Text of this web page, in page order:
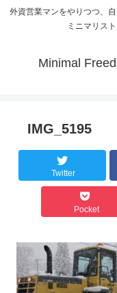
外資営業マンをやりつつ、
ミニマリス
Minimal
IMG_5195
Twitter
Pocket